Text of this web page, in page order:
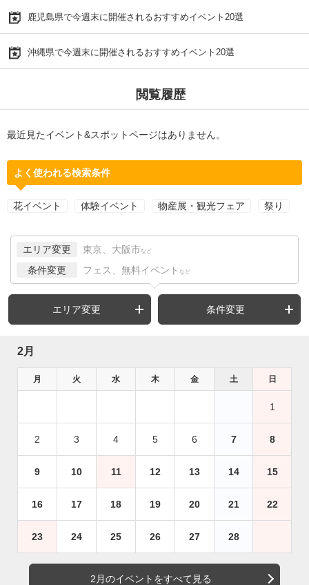
鹿児島県で今週末に開催されるおすすめイベント20選
沖縄県で今週末に開催されるおすすめイベント20選
閲覧履歴
最近見たイベント&スポットページはありません。
よく使われる検索条件
花イベント 体験イベント 物産展・観光フェア 祭り
エリア変更 東京、大阪市 など
条件変更 フェス、無料イベント など
エリア変更 条件変更
2月
月 火 水 木 金 土 日
1
2 3 4 5 6 7 8
9 10 11 12 13 14 15
16 17 18 19 20 21 22
23 24 25 26 27 28
2月のイベントをすべて見る